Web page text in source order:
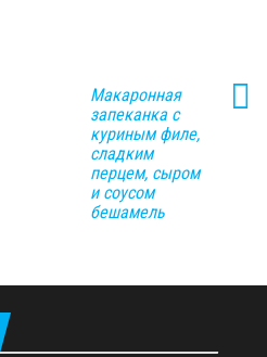
Макаронная
запеканка с
куриным филе,
сладким
перцем, сыром
и соусом
бешамель